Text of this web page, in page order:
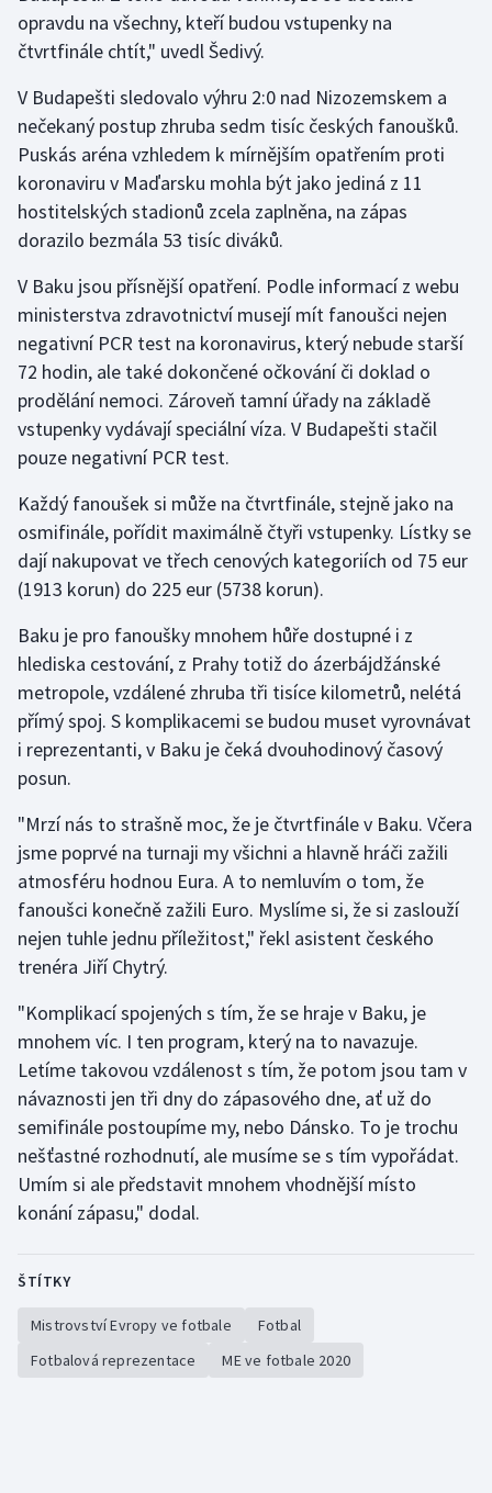
Stolní tenis
Veslování
Vodní slalom
Volejbal
Ostatní
opravdu na všechny, kteří budou vstupenky na
čtvrtfinále chtít," uvedl Šedivý.
V Budapešti sledovalo výhru 2:0 nad Nizozemskem a
nečekaný postup zhruba sedm tisíc českých fanoušků.
Puskás aréna vzhledem k mírnějším opatřením proti
koronaviru v Maďarsku mohla být jako jediná z 11
hostitelských stadionů zcela zaplněna, na zápas
dorazilo bezmála 53 tisíc diváků.
V Baku jsou přísnější opatření. Podle informací z webu
ministerstva zdravotnictví musejí mít fanoušci nejen
negativní PCR test na koronavirus, který nebude starší
72 hodin, ale také dokončené očkování či doklad o
prodělání nemoci. Zároveň tamní úřady na základě
vstupenky vydávají speciální víza. V Budapešti stačil
pouze negativní PCR test.
Každý fanoušek si může na čtvrtfinále, stejně jako na
osmifinále, pořídit maximálně čtyři vstupenky. Lístky se
dají nakupovat ve třech cenových kategoriích od 75 eur
(1913 korun) do 225 eur (5738 korun).
Baku je pro fanoušky mnohem hůře dostupné i z
hlediska cestování, z Prahy totiž do ázerbájdžánské
metropole, vzdálené zhruba tři tisíce kilometrů, nelétá
přímý spoj. S komplikacemi se budou muset vyrovnávat
i reprezentanti, v Baku je čeká dvouhodinový časový
posun.
"Mrzí nás to strašně moc, že je čtvrtfinále v Baku. Včera
jsme poprvé na turnaji my všichni a hlavně hráči zažili
atmosféru hodnou Eura. A to nemluvím o tom, že
fanoušci konečně zažili Euro. Myslíme si, že si zaslouží
nejen tuhle jednu příležitost," řekl asistent českého
trenéra Jiří Chytrý.
"Komplikací spojených s tím, že se hraje v Baku, je
mnohem víc. I ten program, který na to navazuje.
Letíme takovou vzdálenost s tím, že potom jsou tam v
návaznosti jen tři dny do zápasového dne, ať už do
semifinále postoupíme my, nebo Dánsko. To je trochu
nešťastné rozhodnutí, ale musíme se s tím vypořádat.
Umím si ale představit mnohem vhodnější místo
konání zápasu," dodal.
ŠTÍTKY
Mistrovství Evropy ve fotbale
Fotbal
Fotbalová reprezentace
ME ve fotbale 2020